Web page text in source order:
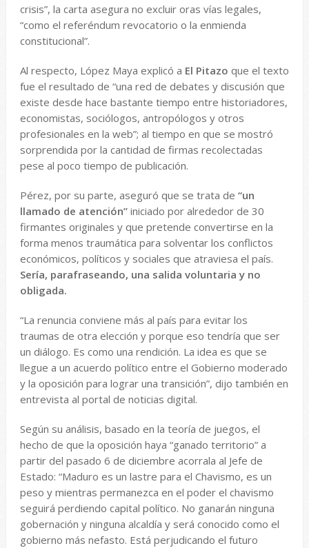
crisis”, la carta asegura no excluir oras vías legales,
“como el referéndum revocatorio o la enmienda
constitucional”.
Al respecto, López Maya explicó a El Pitazo que el texto
fue el resultado de “una red de debates y discusión que
existe desde hace bastante tiempo entre historiadores,
economistas, sociólogos, antropólogos y otros
profesionales en la web”; al tiempo en que se mostró
sorprendida por la cantidad de firmas recolectadas
pese al poco tiempo de publicación.
Pérez, por su parte, aseguró que se trata de “un
llamado de atención”iniciado por alrededor de 30
firmantes originales y que pretende convertirse en la
forma menos traumática para solventar los conflictos
económicos, políticos y sociales que atraviesa el país.
Sería, parafraseando, una salida voluntaria y no
obligada.
“La renuncia conviene más al país para evitar los
traumas de otra elección y porque eso tendría que ser
un diálogo. Es como una rendición. La idea es que se
llegue a un acuerdo político entre el Gobierno moderado
y la oposición para lograr una transición”, dijo también en
entrevista al portal de noticias digital.
Según su análisis, basado en la teoría de juegos, el
hecho de que la oposición haya “ganado territorio” a
partir del pasado 6 de diciembre acorrala al Jefe de
Estado: “Maduro es un lastre para el Chavismo, es un
peso y mientras permanezca en el poder el chavismo
seguirá perdiendo capital político. No ganarán ninguna
gobernación y ninguna alcaldía y será conocido como el
gobierno más nefasto. Está perjudicando el futuro